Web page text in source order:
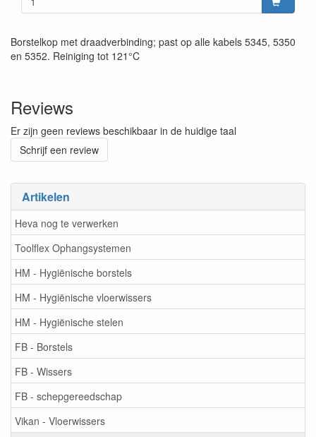
Artikelen
Heva nog te verwerken
Toolflex Ophangsystemen
HM - Hygiënische borstels
HM - Hygiënische vloerwissers
HM - Hygiënische stelen
FB - Borstels
FB - Wissers
FB - schepgereedschap
Vikan - Vloerwissers
Borstelkop met draadverbinding; past op alle kabels 5345, 5350
en 5352. Reiniging tot 121°C
Reviews
Er zijn geen reviews beschikbaar in de huidige taal
Schrijf een review